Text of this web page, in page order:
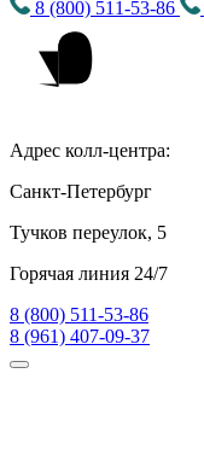
8 (800) 511-53-86
Адрес колл-центра:
Санкт-Петербург
Тучков переулок, 5
Горячая линия 24/7
8 (800) 511-53-86
8 (961) 407-09-37